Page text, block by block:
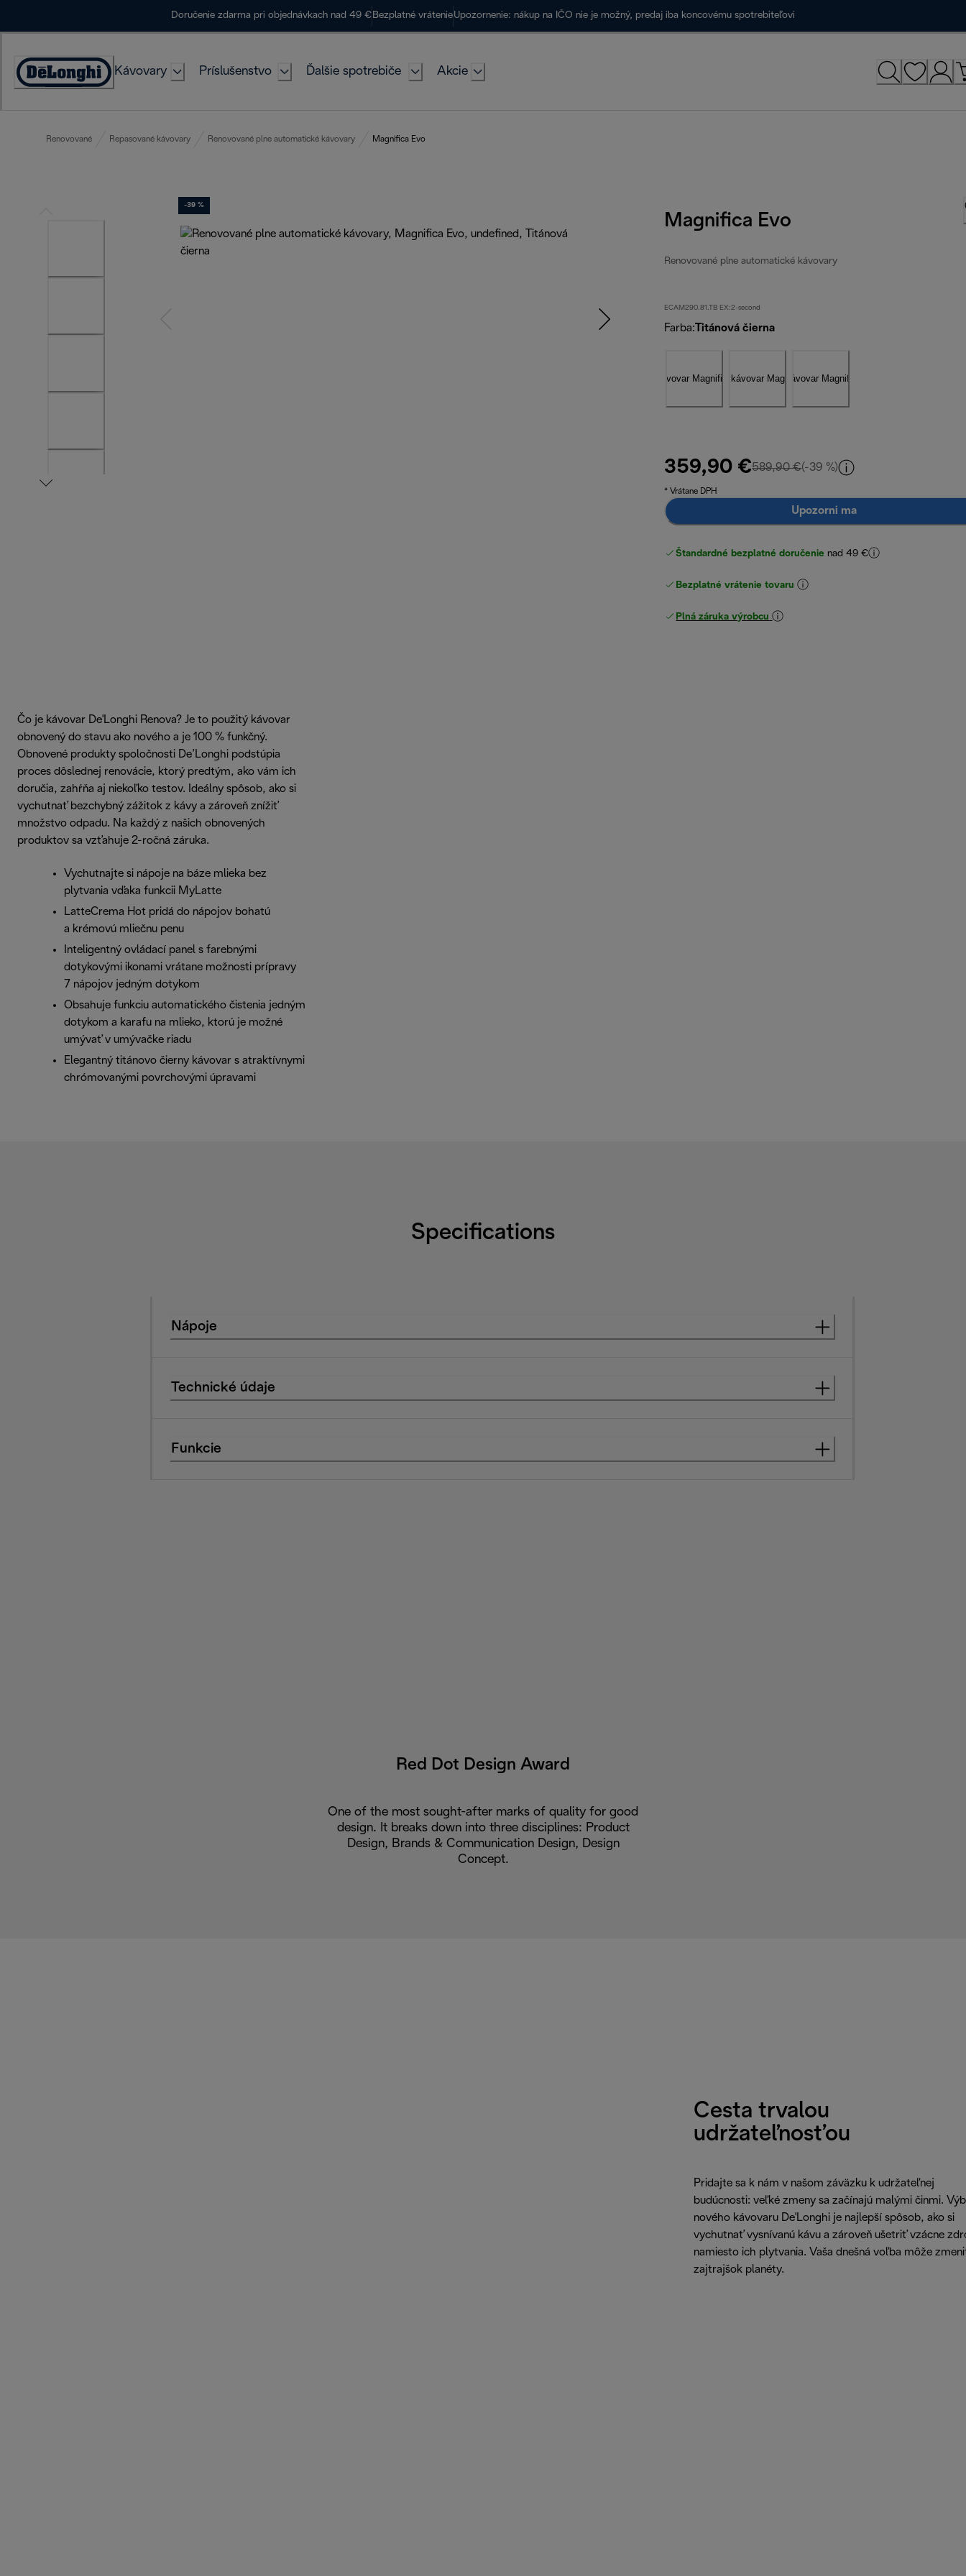
Doručenie zdarma pri objednávkach nad 49 € Bezplatné vrátenieUpozornenie: nákup na IČO nie je možný, predaj iba koncovému spotrebiteľovi
Accessibility
Kávovary Príslušenstvo Ďalšie spotrebiče Akcie
Renovované Repasované kávovary Renovované plne automatické kávovary Magnifica Evo
-39 %
Magnifica Evo
Renovované plne automatické kávovary
ECAM290.81.TB EX:2-second
Farba:Titánová čierna
359,90 €589,90 €pôvodná cena 589,90 €
(-39 %)
* Vrátane DPH
Upozorni ma
Štandardné bezplatné doručenie nad 49 €
Bezplatné vrátenie tovaru
Plná záruka výrobcu
Čo je kávovar De'Longhi Renova? Je to použitý kávovar
obnovený do stavu ako nového a je 100 % funkčný.
Obnovené produkty spoločnosti De’Longhi podstúpia
proces dôslednej renovácie, ktorý predtým, ako vám ich
doručia, zahŕňa aj niekoľko testov. Ideálny spôsob, ako si
vychutnať bezchybný zážitok z kávy a zároveň znížiť
množstvo odpadu. Na každý z našich obnovených
produktov sa vzťahuje 2-ročná záruka.
Vychutnajte si nápoje na báze mlieka bez
plytvania vďaka funkcii MyLatte
LatteCrema Hot pridá do nápojov bohatú
a krémovú mliečnu penu
Inteligentný ovládací panel s farebnými
dotykovými ikonami vrátane možnosti prípravy
7 nápojov jedným dotykom
Obsahuje funkciu automatického čistenia jedným
dotykom a karafu na mlieko, ktorú je možné
umývať v umývačke riadu
Elegantný titánovo čierny kávovar s atraktívnymi
chrómovanými povrchovými úpravami
Specifications
Nápoje
Technické údaje
Funkcie
Red Dot Design Award
One of the most sought-after marks of quality for good
design. It breaks down into three disciplines: Product
Design, Brands & Communication Design, Design
Concept.
Cesta trvalou
udržateľnosťou
Pridajte sa k nám v našom záväzku k udržateľnej
budúcnosti: veľké zmeny sa začínajú malými činmi.
nového kávovaru De'Longhi je najlepší spôsob, ako si
vychutnať vysnívanú kávu a zároveň ušetriť vzácne
namiesto ich plytvania. Vaša dnešná voľba môže
zajtrajšok planéty.